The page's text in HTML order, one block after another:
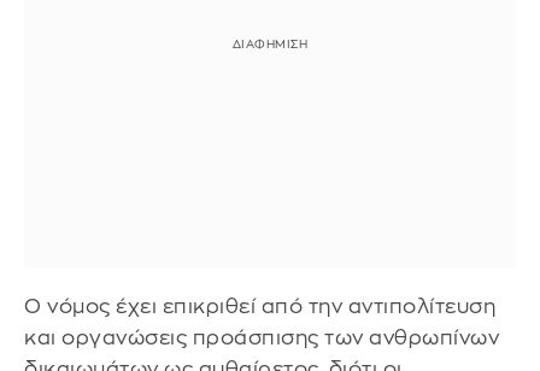
Ο νόμος έχει επικριθεί από την αντιπολίτευση
και οργανώσεις προάσπισης των ανθρωπίνων